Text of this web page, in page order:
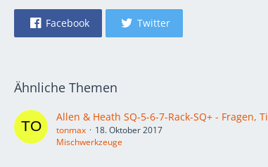
Facebook Twitter
Ähnliche Themen
tonmax
18. Oktober 2017
Mischwerkzeuge